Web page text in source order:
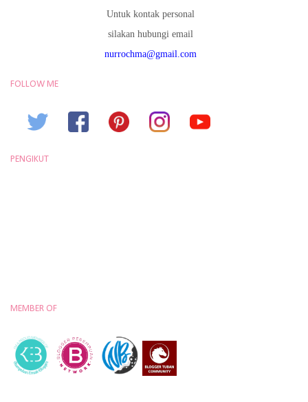
Untuk kontak personal
silakan hubungi email
nurrochma@gmail.com
FOLLOW ME
PENGIKUT
MEMBER OF